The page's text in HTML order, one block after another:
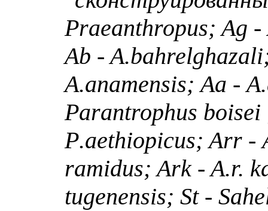
Praeanthropus; Ag -
Ab -
A.anamensis;Aa -A.
Parantrophus boisei
P.aethiopicus; Arr -
ramidus; Ark - A.r.
tugenensis; St -